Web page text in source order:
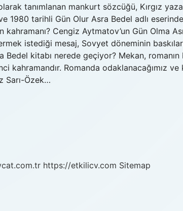
tanımlanan mankurt sözcüğü, Kırgız
1980 tarihli Gün Olur Asra Bedel adlı
kahramanı? Cengiz Aytmatov’un Gün Olma
istediği mesaj, Sovyet döneminin
kitabı nerede geçiyor? Mekan, romanın
kahramandır. Romanda odaklanacağımız ve
Sarı-Özek…
https://etkilicv.com Sitemap